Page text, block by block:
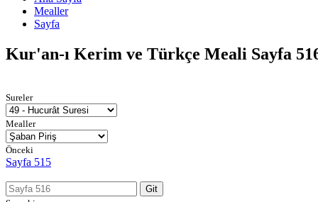
Mealler
Sayfa
Kur'an-ı Kerim ve Türkçe Meali Sayfa
Sureler
Mealler
Önceki
Sayfa 515
Git